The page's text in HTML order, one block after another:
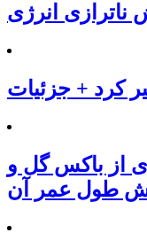
ناترازی انرژی
کرد + جزئیات
از باکس گل و
طول عمر آن